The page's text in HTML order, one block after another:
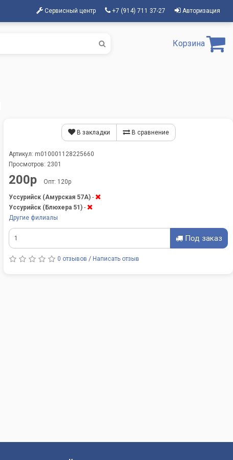
Сервисный центр +7 (914) 711 37-27 Авторизация
Корзина
В закладки В сравнение
Артикул: m010001128225660
Просмотров: 2301
200р Опт: 120р
Уссурийск (Амурская 57А) -
Уссурийск (Блюхера 51) -
Другие филиалы
Под заказ
0 отзывов / Написать отзыв